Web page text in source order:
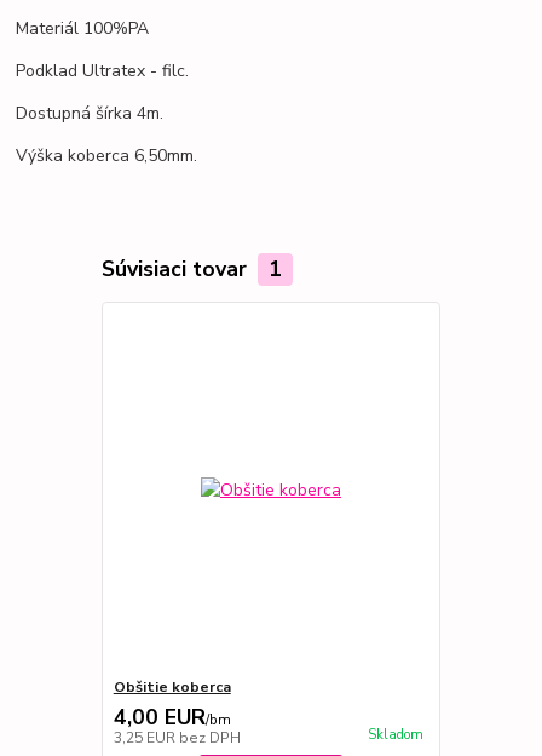
Materiál 100%PA
Podklad Ultratex - filc.
Dostupná šírka 4m.
Výška koberca 6,50mm.
Súvisiaci tovar 1
Obšitie koberca
4,00 EUR/bm
3,25 EUR bez DPH Skladom